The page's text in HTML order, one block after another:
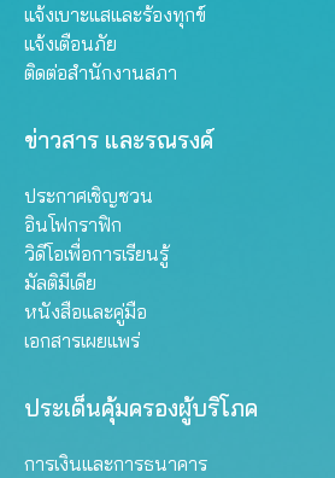
แจ้งเบาะแสและร้องทุกข์
แจ้งเตือนภัย
ติดต่อสำนักงานสภา
ข่าวสาร และรณรงค์
ประกาศเชิญชวน
อินโฟกราฟิก
วิดีโอเพื่อการเรียนรู้
มัลติมีเดีย
หนังสือและคู่มือ
เอกสารเผยแพร่
ประเด็นคุ้มครองผู้บริโภค
การเงินและการธนาคาร